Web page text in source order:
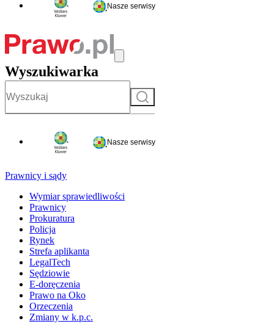
Nasze serwisy
Wyszukiwarka
Szukaj
Nasze serwisy
Prawnicy i sądy
Wymiar sprawiedliwości
Prawnicy
Prokuratura
Policja
Rynek
Strefa aplikanta
LegalTech
Sędziowie
E-doręczenia
Prawo na Oko
Orzeczenia
Zmiany w k.p.c.